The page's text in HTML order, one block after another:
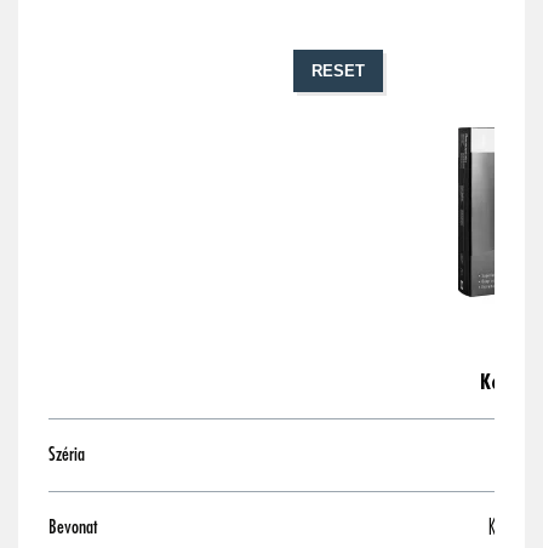
RESET
Széria
Bevonat